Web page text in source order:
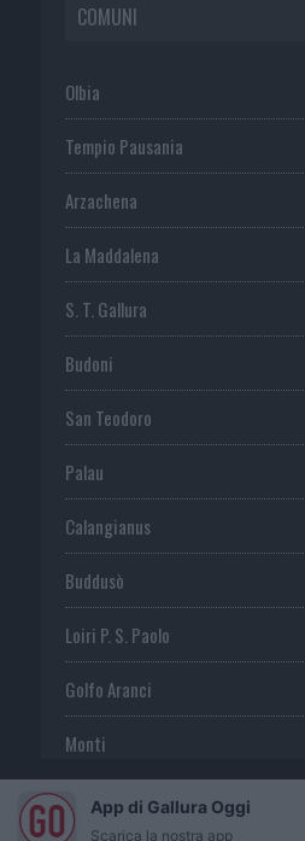
COMUNI
Olbia
Tempio Pausania
Arzachena
La Maddalena
S. T. Gallura
Budoni
San Teodoro
Palau
Calangianus
Buddusò
Loiri P. S. Paolo
Golfo Aranci
Monti
TeltiApp di Gallura Oggi
Scarica la nostra app